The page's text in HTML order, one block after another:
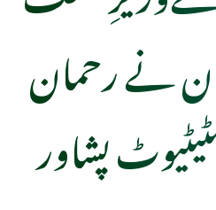
نے رحمان
پشاور